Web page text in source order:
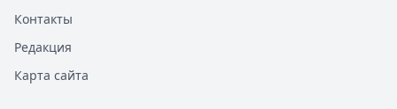
Контакты
Редакция
Карта сайта